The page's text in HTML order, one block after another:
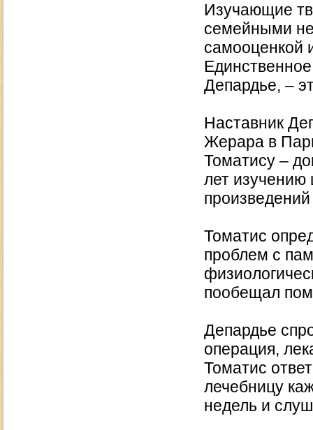
Изучающие
семейными
самооценкой
Депардье, –
Наставник
Жерара в
Томатису –
лет изучению
Томатис
проблем с
пообещал
Депардье
операция,
Томатис
лечебницу
недель и